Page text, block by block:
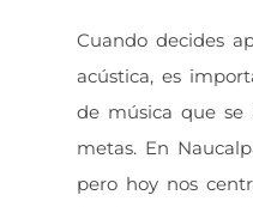
Cuando decides
acústica, es
de música que se
metas. En
pero hoy nos